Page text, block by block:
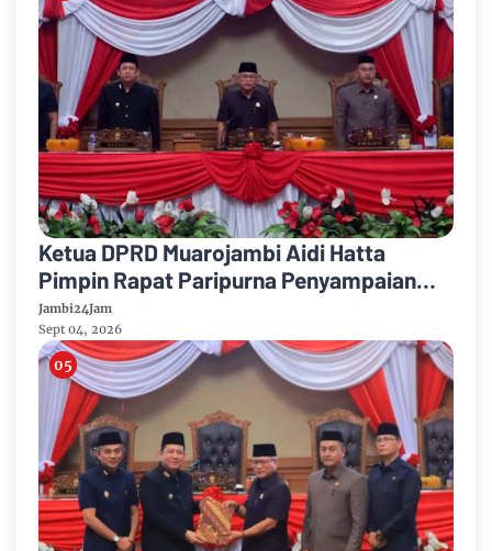
Ketua DPRD Muarojambi Aidi Hatta
Pimpin Rapat Paripurna Penyampaian
Rancangan Perubahan KUA-PPAS Tahun
Anggaran 2026
Jambi24Jam
Sept 04, 2026